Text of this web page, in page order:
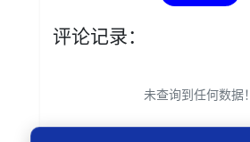
评论记录：
未查询到任何数据！